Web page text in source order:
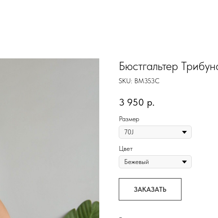
Бюстгальтер
SKU: BM353C
3 950 р.
Размер
Цвет
ЗАКАЗАТЬ